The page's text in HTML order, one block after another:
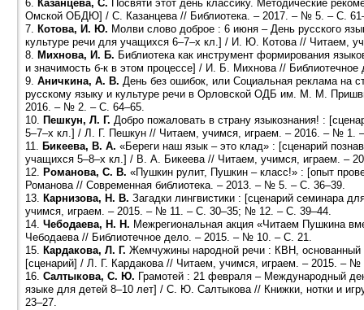
6. Казанцева, С. Посвяти этот день классику. Методические
Омской ОБДЮ] / С. Казанцева // Библиотека. – 2017. – № 5. – С.
7. Котова, И. Ю. Молви слово доброе : 6 июня – День русского
культуре речи для учащихся 6–7–х кл.] / И. Ю. Котова // Читаем,
8. Михнова, И. Б. Библиотека как инструмент формирования
и значимость б-к в этом процессе] / И. Б. Михнова //
9.Аничкина, А. В. День без ошибок, или Социальная реклама на
русскому языку и культуре речи в Орловской ОДБ им. М. М.
2016. – № 2. – С. 64–65.
10. Пешкун, Л. Г. Добро пожаловать в страну языкознания! :
5–7–х кл.] / Л. Г. Пешкун // Читаем, учимся, играем. – 2016. – № 1.
11. Бикеева, В. А. «Береги наш язык – это клад» : [сценарий
учащихся 5–8–х кл.] / В. А. Бикеева // Читаем, учимся, играем. –
12. Романова, С. В. «Пушкин рулит, Пушкин – класс!» : [опыт
Романова // Современная библиотека. – 2013. – № 5. – С. 36–39.
13. Карнизова, Н. В. Загадки лингвистики : [сценарий семинара
учимся, играем. – 2015. – № 11. – С. 30–35; № 12. – С. 39–44.
14.Чебодаева, Н. Н. Межрегиональная акция «Читаем Пушкина
Чебодаева // Библиотечное дело. – 2015. – № 10. – С. 21.
15. Кардакова, Л. Г. Жемчужины народной речи : КВН, основанный
[сценарий] / Л. Г. Кардакова // Читаем, учимся, играем. – 2015. –
16.Салтыкова, С. Ю. Грамотей : 21 февраля – Международный
языке для детей 8–10 лет] / С. Ю. Салтыкова // Книжки, нотки и
23–27.